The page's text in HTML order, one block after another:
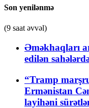
Son yenilənmə
(9 saat əvvəl)
Əməkhaqları
edilən
“Tramp
Ermənistan
layihəni